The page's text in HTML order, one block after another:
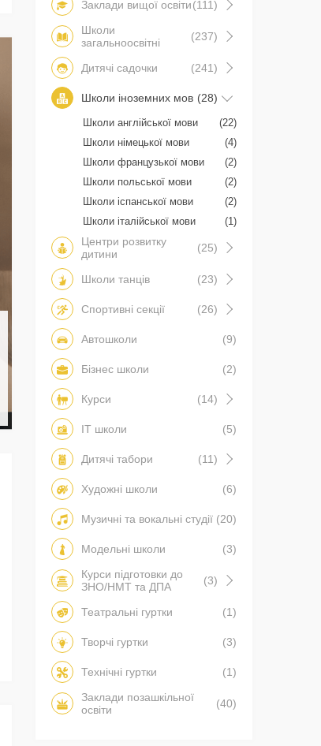
Заклади вищої освіти(111)
Школи
загальноосвітні
(237)
Дитячі садочки (241)
Школи іноземних мов (28)
Школи англійської мови
(22)
Школи німецької мови
(4)
Школи французької мови
(2)
Школи польської мови
(2)
Школи іспанської мови
(2)
Школи італійської мови
(1)
Центри розвитку
дитини
(25)
Школи танців (23)
Спортивні секції (26)
Автошколи (9)
Бізнес школи (2)
Курси (14)
IT школи (5)
Дитячі табори (11)
Художні школи (6)
Музичні та вокальні студії (20)
Модельні школи
(3)
Курси підготовки до
ЗНО/НМТ та ДПА
(3)
Театральні гуртки (1)
Творчі гуртки (3)
Технічні гуртки
(1)
Заклади позашкільної
освіти
(40)